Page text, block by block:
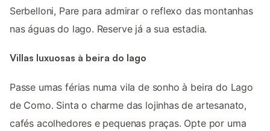
Serbelloni, Pare para admirar o reflexo das montanhas
nas águas do lago. Reserve já a sua estadia.
Villas luxuosas à beira do lago
Passe umas férias numa vila de sonho à beira do Lago
de Como. Sinta o charme das lojinhas de artesanato,
cafés acolhedores e pequenas praças. Opte por uma